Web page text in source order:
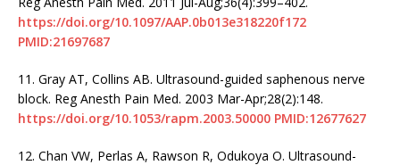
https://doi.org/10.1097/AAP.0b013e318220f172
PMID:21697687
11. Gray AT, Collins AB. Ultrasound-guided saphenous nerve
block. Reg Anesth Pain Med. 2003 Mar-Apr;28(2):148.
https://doi.org/10.1053/rapm.2003.50000 PMID:12677627
12. Chan VW, Perlas A, Rawson R, Odukoya O. Ultrasound-